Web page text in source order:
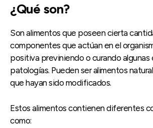
¿Qué son?
Son alimentos que poseen cierta
componentes que actúan en el
positiva previniendo o curando algunas
patologías. Pueden ser alimentos
que hayan sido modificados.
Estos alimentos contienen diferentes
como: